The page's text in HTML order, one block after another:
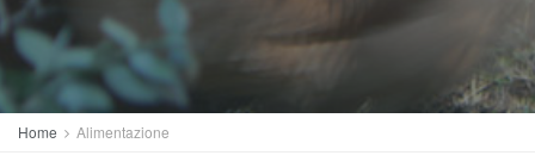
Home Alimentazione